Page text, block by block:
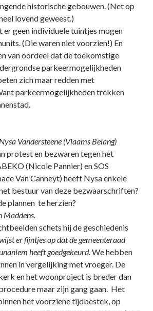
historische gebouwen. (Net op
lovend geweest.)
er geen individuele tuintjes mogen
(Die waren niet voorzien!) En
van oordeel dat de toekomstige
parkeermogelijkheden
zich maar redden met
parkeermogelijkheden trekken
Vandersteene (Vlaams Belang)
protest en bezwaren tegen het
(Nicole Pannier) en SOS
Van Canneyt) heeft Nysa enkele
bestuur van deze bezwaarschriften?
plannen te herzien?
Maddens.
schets hij de geschiedenis
er fijntjes op dat de gemeenteraad
heeft goedgekeurd.We hebben
in vergelijking met vroeger. De
en het woonproject is breder dan
maar zijn gang gaan. Het
het voorziene tijdbestek, op